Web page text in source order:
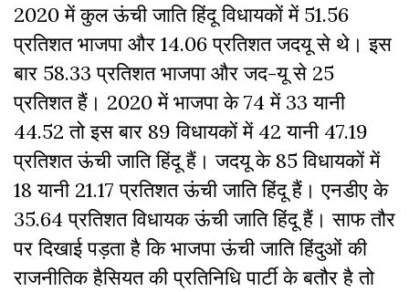
2020 में कुल ऊंची जाति हिंदू विधायकों में 51.56
प्रतिशत भाजपा और 14.06 प्रतिशत जदयू से थे। इस
बार 58.33 प्रतिशत भाजपा और जद-यू से 25
प्रतिशत हैं। 2020 में भाजपा के 74 में 33 यानी
44.52 तो इस बार 89 विधायकों में 42 यानी 47.19
प्रतिशत ऊंची जाति हिंदू हैं। जदयू के 85 विधायकों में
18 यानी 21.17 प्रतिशत ऊंची जाति हिंदू हैं। एनडीए के
35.64 प्रतिशत विधायक ऊंची जाति हिंदू हैं। साफ तौर
पर दिखाई पड़ता है कि भाजपा ऊंची जाति हिंदुओं की
राजनीतिक हैसियत की प्रतिनिधि पार्टी के बतौर है तो